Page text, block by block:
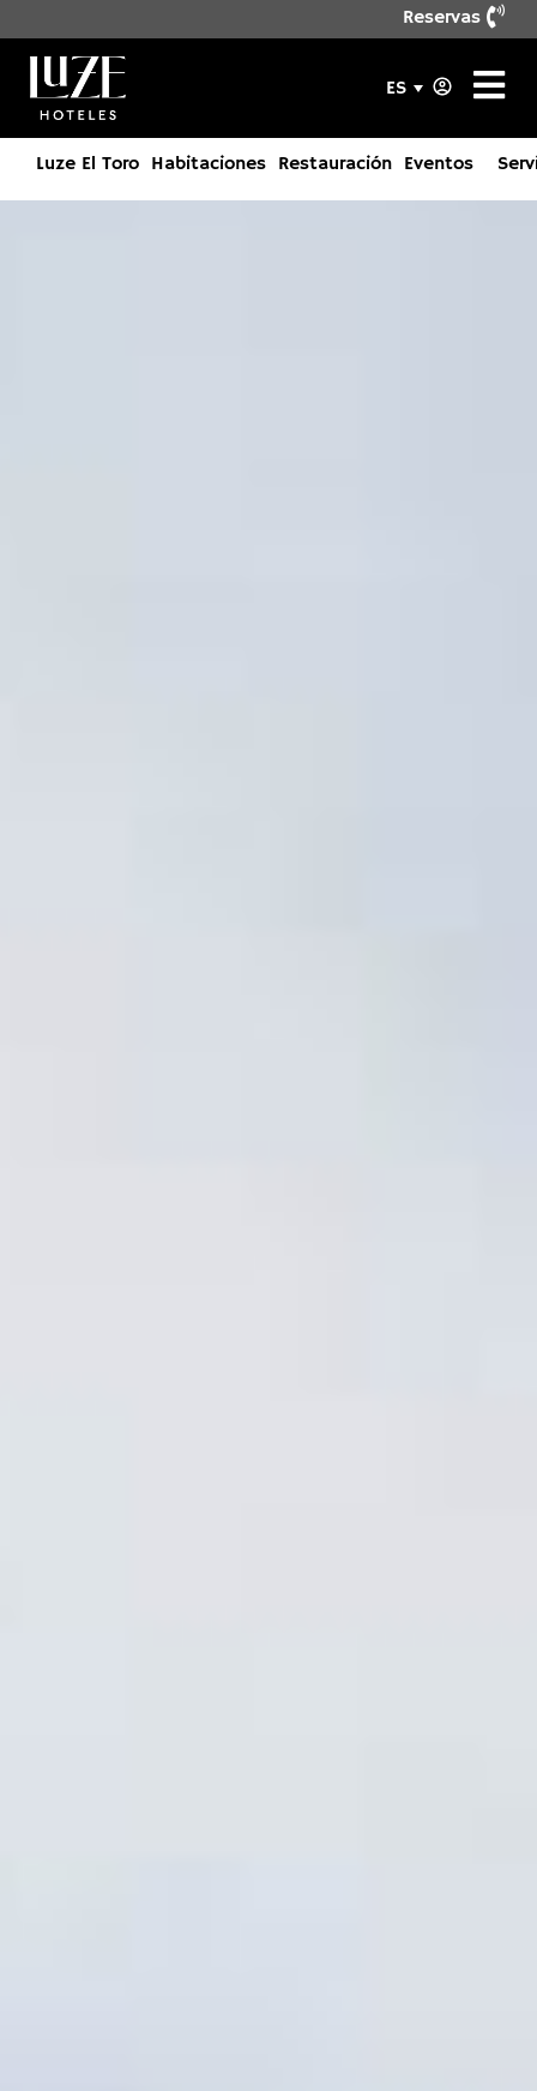
Reservas
ES
Luze El Toro Habitaciones Restauración Eventos